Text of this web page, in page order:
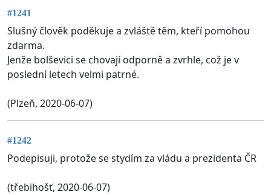
#1241
Slušný člověk poděkuje a zvláště těm, kteří pomohou
zdarma.
Jenže bolševici se chovají odporně a zvrhle, což je v
poslední letech velmi patrné.
(Plzeň, 2020-06-07)
#1242
Podepisuji, protože se stydím za vládu a prezidenta ČR
(třebihošť, 2020-06-07)